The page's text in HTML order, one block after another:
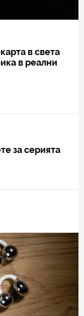
в света
в реални
за серията